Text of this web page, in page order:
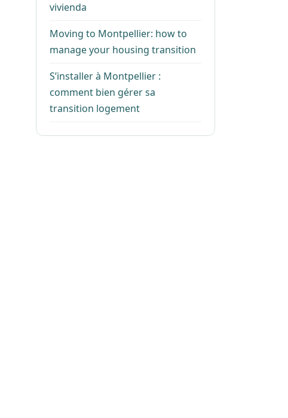
vivienda
Moving to Montpellier: how to
manage your housing transition
S’installer à Montpellier :
comment bien gérer sa
transition logement